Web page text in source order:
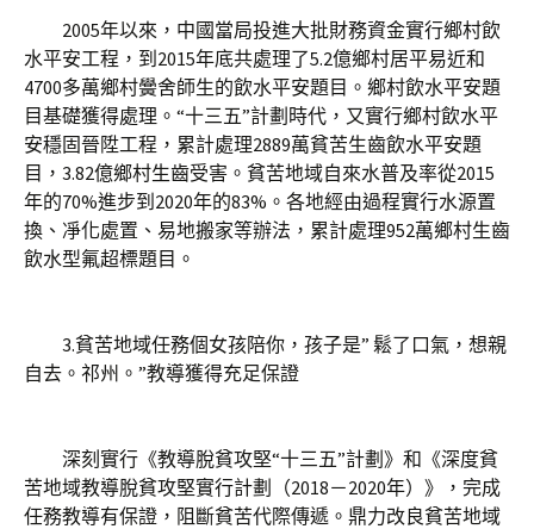
2005年以來，中國當局投進大批財務資金實行鄉村飲
水平安工程，到2015年底共處理了5.2億鄉村居平易近和
4700多萬鄉村黌舍師生的飲水平安題目。鄉村飲水平安題
目基礎獲得處理。“十三五”計劃時代，又實行鄉村飲水平
安穩固晉陞工程，累計處理2889萬貧苦生齒飲水平安題
目，3.82億鄉村生齒受害。貧苦地域自來水普及率從2015
年的70%進步到2020年的83%。各地經由過程實行水源置
換、凈化處置、易地搬家等辦法，累計處理952萬鄉村生齒
飲水型氟超標題目。
3.貧苦地域任務個女孩陪你，孩子是” 鬆了口氣，想親
自去。祁州。”教導獲得充足保證
深刻實行《教導脫貧攻堅“十三五”計劃》和《深度貧
苦地域教導脫貧攻堅實行計劃（2018－2020年）》，完成
任務教導有保證，阻斷貧苦代際傳遞。鼎力改良貧苦地域